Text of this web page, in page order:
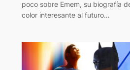
poco sobre Emem, su biografía
color interesante al futuro…